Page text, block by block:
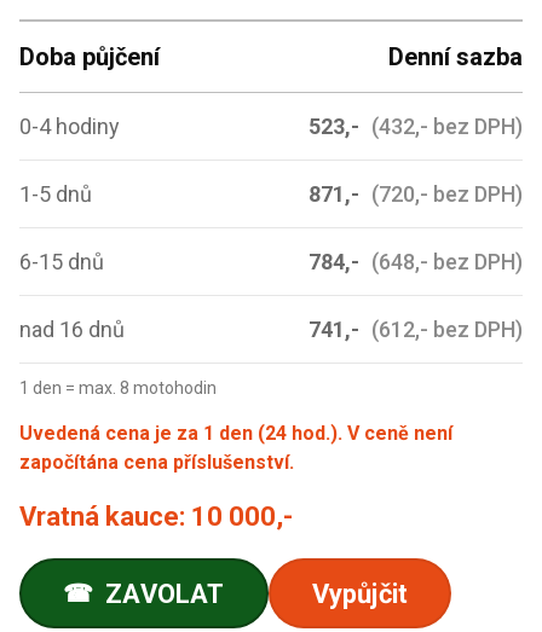
Doba půjčení Denní sazba
0-4 hodiny 523,- (432,- bez DPH)
1-5 dnů 871,- (720,- bez DPH)
6-15 dnů 784,- (648,- bez DPH)
nad 16 dnů 741,- (612,- bez DPH)
1 den = max. 8 motohodin
Uvedená cena je za 1 den (24 hod.). V ceně není
započítána cena příslušenství.
Vratná kauce: 10 000,-
☎ ZAVOLAT Vypůjčit